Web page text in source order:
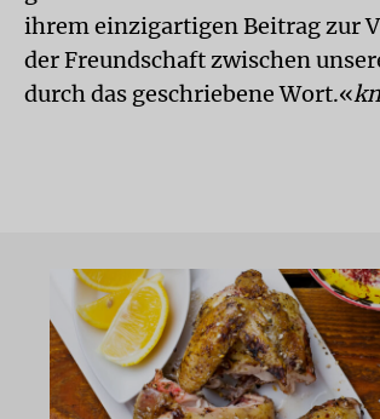
ihrem einzigartigen Beitrag zur
der Freundschaft zwischen
durch das geschriebene Wort.«